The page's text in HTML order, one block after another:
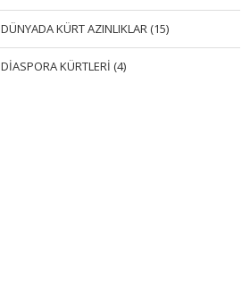
DÜNYADA KÜRT AZINLIKLAR (15)
DİASPORA KÜRTLERİ (4)